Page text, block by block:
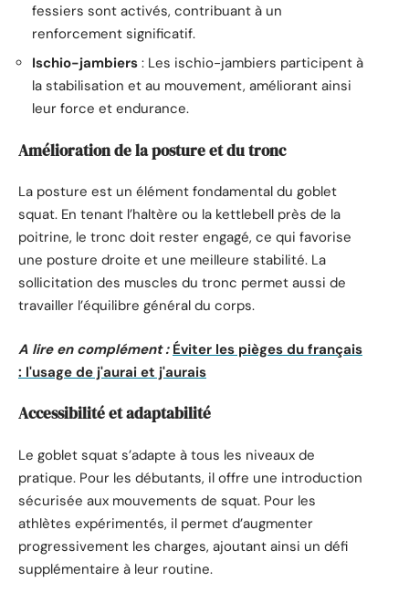
fessiers sont activés, contribuant à un
renforcement significatif.
Ischio-jambiers : Les ischio-jambiers participent à
la stabilisation et au mouvement, améliorant ainsi
leur force et endurance.
Amélioration de la posture et du tronc
La posture est un élément fondamental du goblet
squat. En tenant l’haltère ou la kettlebell près de la
poitrine, le tronc doit rester engagé, ce qui favorise
une posture droite et une meilleure stabilité. La
sollicitation des muscles du tronc permet aussi de
travailler l’équilibre général du corps.
A lire en complément : Éviter les pièges du français
: l'usage de j'aurai et j'aurais
Accessibilité et adaptabilité
Le goblet squat s’adapte à tous les niveaux de
pratique. Pour les débutants, il offre une introduction
sécurisée aux mouvements de squat. Pour les
athlètes expérimentés, il permet d’augmenter
progressivement les charges, ajoutant ainsi un défi
supplémentaire à leur routine.